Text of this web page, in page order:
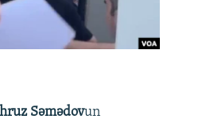
Səmədovun